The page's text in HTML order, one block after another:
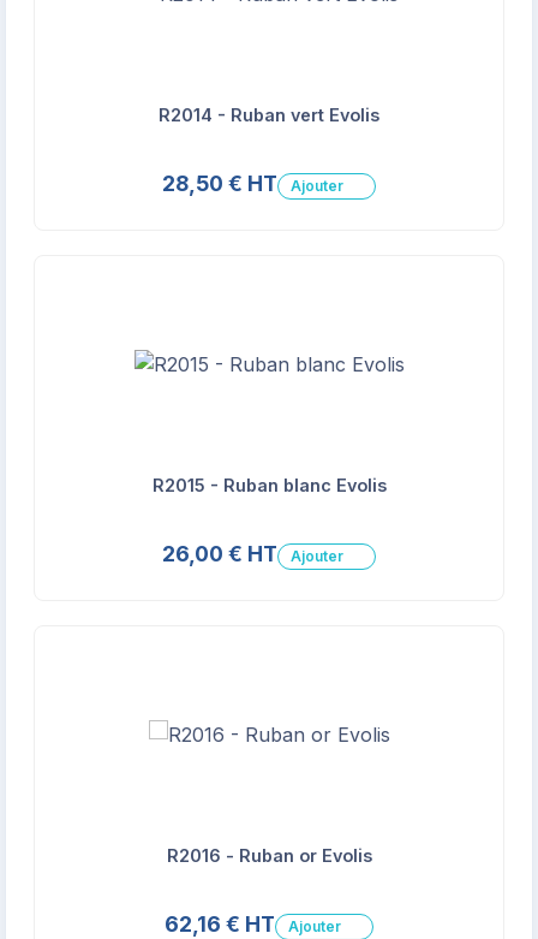
R2014 - Ruban vert Evolis
28,50 € HT Ajouter
R2015 - Ruban blanc Evolis
26,00 € HT Ajouter
R2016 - Ruban or Evolis
62,16 € HT Ajouter